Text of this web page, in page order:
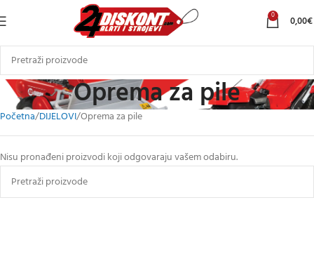
0 0,00€
Oprema za pile
Početna DIJELOVI Oprema za pile
Nisu pronađeni proizvodi koji odgovaraju vašem odabiru.